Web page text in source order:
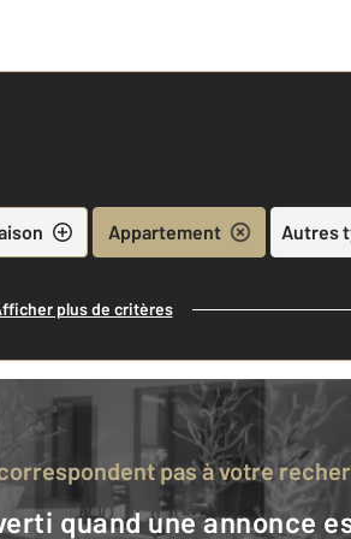
Appartement Autres
plus de critères
correspondent pas à votre